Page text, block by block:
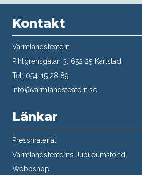
Kontakt
Värmlandsteatern
Pihlgrensgatan 3, 652 25 Karlstad
Tel: 054-15 28 89
info@varmlandsteatern.se
Länkar
Pressmaterial
Värmlandsteaterns Jubileumsfond
Webbshop